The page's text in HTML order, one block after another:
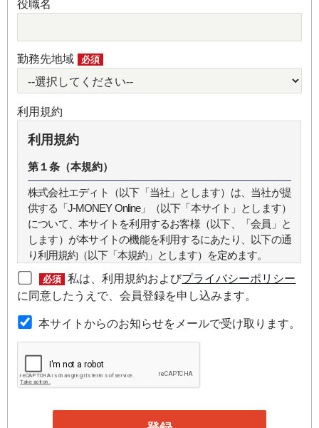
役職名
勤務先地域 必須
利用規約
利用規約
第１条（本規約）
株式会社エディト（以下「当社」とします）は、当社が提
供する「J-MONEY Online」（以下「本サイト」とします）
について、本サイトを利用するお客様（以下、「会員」と
します）が本サイトの機能を利用するにあたり、以下の通
り利用規約（以下「本規約」とします）を定めます。
第２条（本規約の範囲）
本規約は本サイトが提供するサービスについて規定したも
のです。
第３条（会員）
本サイトの会員は、機関投資家や金融機関の役職員、事業
企業や官公庁、研究機関などの役職員、もしくは専門家の
必須 私は、利用規約およびプライバシーポリシー
に同意したうえで、会員登録を申し込みます。
本サイトからのお知らせをメールで受け取ります。